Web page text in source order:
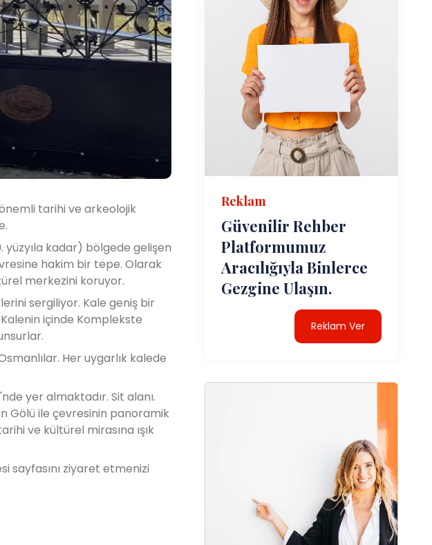
tarihi ve arkeolojik
yüzyıla kadar) bölgede gelişen
hakim bir tepe. Olarak
merkezini koruyor.
sergiliyor. Kale geniş bir
içinde Komplekste
Her uygarlık kalede
yer almaktadır. Sit alanı.
Gölü ile çevresinin panoramik
ve kültürel mirasına ışık
sayfasını ziyaret etmenizi
Reklam
Güvenilir Rehber
Platformumuz
Aracılığıyla Binlerce
Gezgine Ulaşın.
Reklam Ver